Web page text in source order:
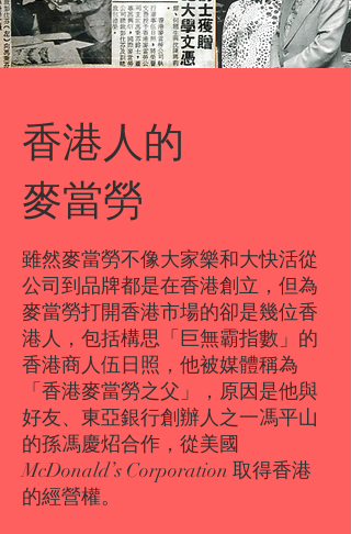
香港人的
麥當勞
雖然麥當勞不像大家樂和大快活從
公司到品牌都是在香港創立，但為
麥當勞打開香港市場的卻是幾位香
港人，包括構思「巨無霸指數」的
香港商人伍日照，他被媒體稱為
「香港麥當勞之父」，原因是他與
好友、東亞銀行創辦人之一馮平山
的孫馮慶炤合作，從美國
McDonald’s Corporation 取得香港
的經營權。